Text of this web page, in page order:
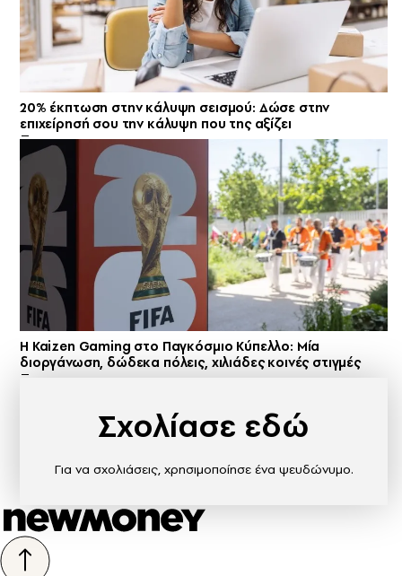
20% έκπτωση στην κάλυψη σεισμού: Δώσε στην
επιχείρησή σου την κάλυψη που της αξίζει
H Kaizen Gaming στο Παγκόσμιο Kύπελλο: Μία
διοργάνωση, δώδεκα πόλεις, χιλιάδες κοινές στιγμές
Σχολίασε εδώ
Για να σχολιάσεις, χρησιμοποίησε ένα ψευδώνυμο.